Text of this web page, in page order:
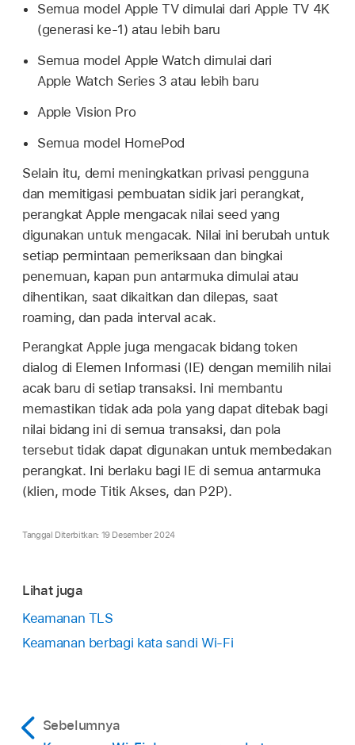
Semua model Apple TVdimulai dari Apple TV 4K
(generasi ke-1) atau lebih baru
Semua model Apple Watch dimulai dari
Apple Watch Series 3 atau lebih baru
Apple Vision Pro
Semua model HomePod
Selain itu, demi meningkatkan privasi pengguna
dan memitigasi pembuatan sidik jari perangkat,
perangkat Apple mengacak nilai seed yang
digunakan untuk mengacak. Nilai ini berubah untuk
setiap permintaan pemeriksaan dan bingkai
penemuan, kapan pun antarmuka dimulai atau
dihentikan, saat dikaitkan dan dilepas, saat
roaming, dan pada interval acak.
Perangkat Apple juga mengacak bidang token
dialog di Elemen Informasi (IE) dengan memilih nilai
acak baru di setiap transaksi. Ini membantu
memastikan tidak ada pola yang dapat ditebak bagi
nilai bidang ini di semua transaksi, dan pola
tersebut tidak dapat digunakan untuk membedakan
perangkat. Ini berlaku bagi IE di semua antarmuka
(klien, mode Titik Akses, dan P2P).
Tanggal Diterbitkan: 19 Desember 2024
Lihat juga
Keamanan TLS
Keamanan berbagi kata sandi Wi-Fi
Sebelumnya